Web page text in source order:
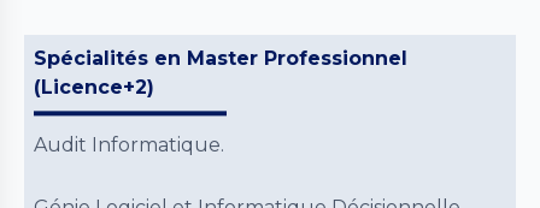
Spécialités en Master Professionnel
(Licence+2)
Audit Informatique.